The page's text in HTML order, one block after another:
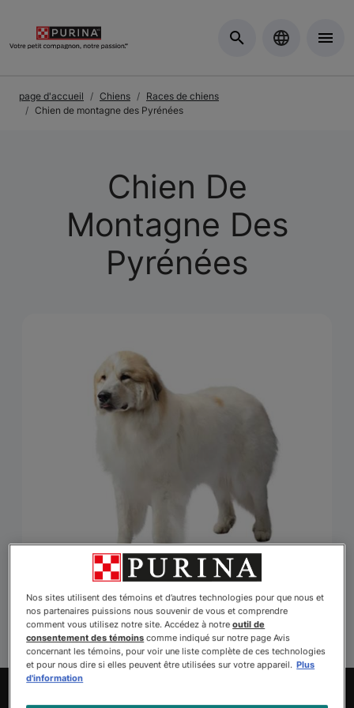
page d'accueil Chiens
Races de chiens
Chien de montagne des Pyrénées
Chien De
Montagne Des
Pyrénées
Nos sites utilisent des témoins et d’autres technologies pour que nous et
nos partenaires puissions nous souvenir de vous et comprendre
comment vous utilisez notre site. Accédez à notreoutil de
consentement des témoins comme indiqué sur notre page Avis
concernant les témoins, pour voir une liste complète de ces technologies
et pour nous dire si elles peuvent être utilisées sur votre appareil. Plus
d'information